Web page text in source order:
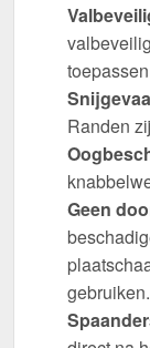
Randen
Geen
gebruiken.